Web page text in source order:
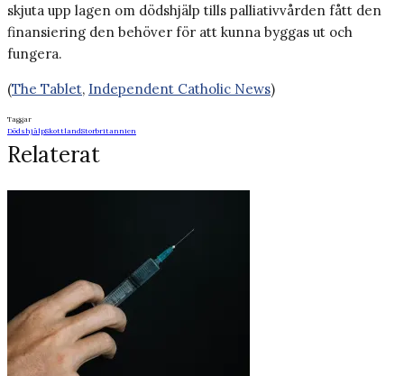
skjuta upp lagen om dödshjälp tills palliativvården fått den
finansiering den behöver för att kunna byggas ut och
fungera.
(The Tablet, Independent Catholic News)
Taggar
DödshjälpSkottlandStorbritannien
Relaterat